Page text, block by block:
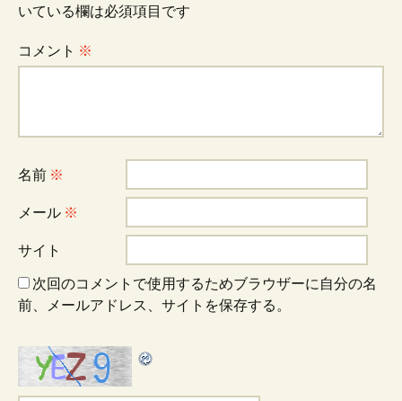
ビ
ゲ
ー
シ
ョ
ン
いている欄は必須項目です
コメント ※
名前 ※
メール ※
サイト
次回のコメントで使用するためブラウザーに自分の名
前、メールアドレス、サイトを保存する。